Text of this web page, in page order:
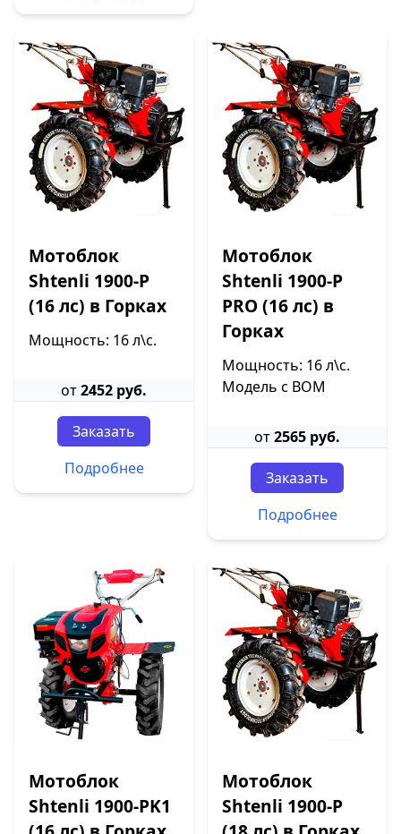
Мотоблок
Shtenli 1900-P
(16 лс) в Горках
Мощность: 16 л\с.
от2452 руб.
Заказать
Подробнее
Мотоблок
Shtenli 1900-P
PRO (16 лс) в
Горках
Мощность: 16 л\с.
Модель с ВОМ
от2565 руб.
Заказать
Подробнее
Мотоблок
Shtenli 1900-PK1
Мотоблок
Shtenli 1900-P